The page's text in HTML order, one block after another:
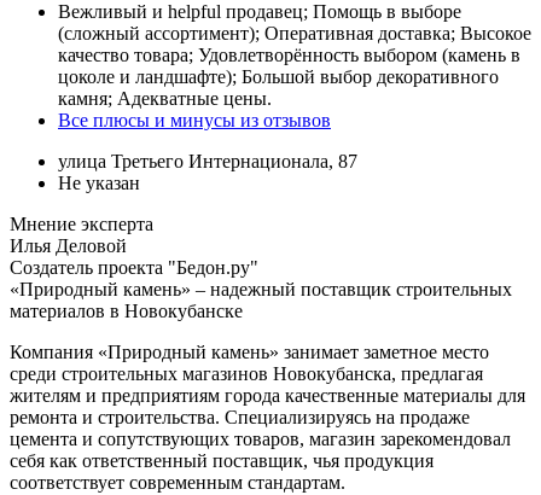
Вежливый и helpful продавец; Помощь в выборе
(сложный ассортимент); Оперативная доставка; Высокое
качество товара; Удовлетворённость выбором (камень в
цоколе и ландшафте); Большой выбор декоративного
камня; Адекватные цены.
Все плюсы и минусы из отзывов
улица Третьего Интернационала, 87
Не указан
Мнение эксперта
Илья Деловой
Создатель проекта "Бедон.ру"
«Природный камень» – надежный поставщик строительных
материалов в Новокубанске
Компания «Природный камень» занимает заметное место
среди строительных магазинов Новокубанска, предлагая
жителям и предприятиям города качественные материалы для
ремонта и строительства. Специализируясь на продаже
цемента и сопутствующих товаров, магазин зарекомендовал
себя как ответственный поставщик, чья продукция
соответствует современным стандартам.